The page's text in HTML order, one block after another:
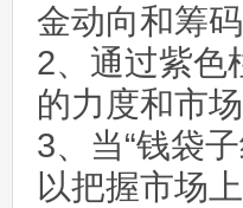
金动向和筹码
2、通过紫色
的力度和市
3、当“钱袋
以把握市场